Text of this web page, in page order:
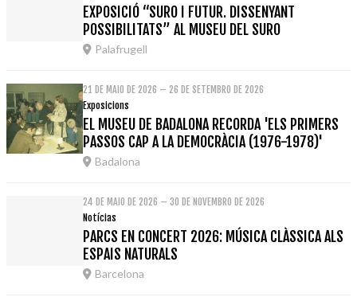
EXPOSICIÓ “SURO I FUTUR. DISSENYANT
POSSIBILITATS” AL MUSEU DEL SURO
Palafrugell
21 DE MAIO DE 2026 – 26 DE SETEMBRO DE 2026
Exposicions
EL MUSEU DE BADALONA RECORDA 'ELS PRIMERS
PASSOS CAP A LA DEMOCRÀCIA (1976-1978)'
Badalona
24 DE MAIO DE 2026 – 30 DE NOVEMBRO DE 2026
Notícias
PARCS EN CONCERT 2026: MÚSICA CLÀSSICA ALS
ESPAIS NATURALS
Barcelona